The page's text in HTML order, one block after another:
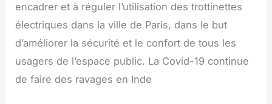
encadrer et à réguler l’utilisation des trottinettes
électriques dans la ville de Paris, dans le but
d’améliorer la sécurité et le confort de tous les
usagers de l’espace public. La Covid-19 continue
de faire des ravages en Inde